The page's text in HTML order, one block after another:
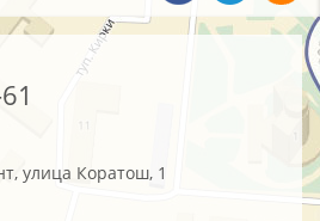
улица Коратош, 1